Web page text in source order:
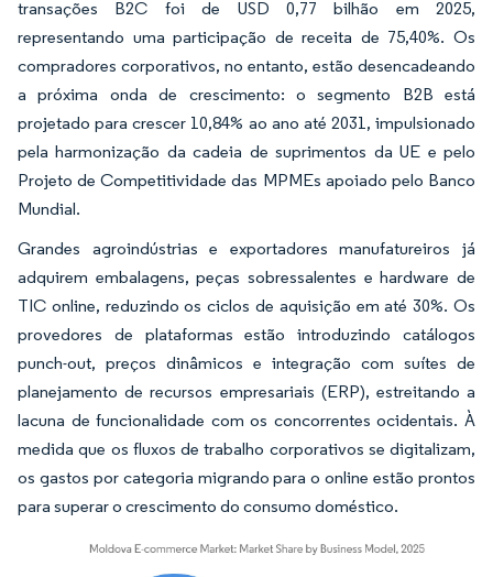
transações B2C foi de USD 0,77 bilhão em 2025,
representando uma participação de receita de 75,40%. Os
compradores corporativos, no entanto, estão desencadeando
a próxima onda de crescimento: o segmento B2B está
projetado para crescer 10,84% ao ano até 2031, impulsionado
pela harmonização da cadeia de suprimentos da UE e pelo
Projeto de Competitividade das MPMEs apoiado pelo Banco
Mundial.
Grandes agroindústrias e exportadores manufatureiros já
adquirem embalagens, peças sobressalentes e hardware de
TIC online, reduzindo os ciclos de aquisição em até 30%. Os
provedores de plataformas estão introduzindo catálogos
punch-out, preços dinâmicos e integração com suítes de
planejamento de recursos empresariais (ERP), estreitando a
lacuna de funcionalidade com os concorrentes ocidentais. À
medida que os fluxos de trabalho corporativos se digitalizam,
os gastos por categoria migrando para o online estão prontos
para superar o crescimento do consumo doméstico.